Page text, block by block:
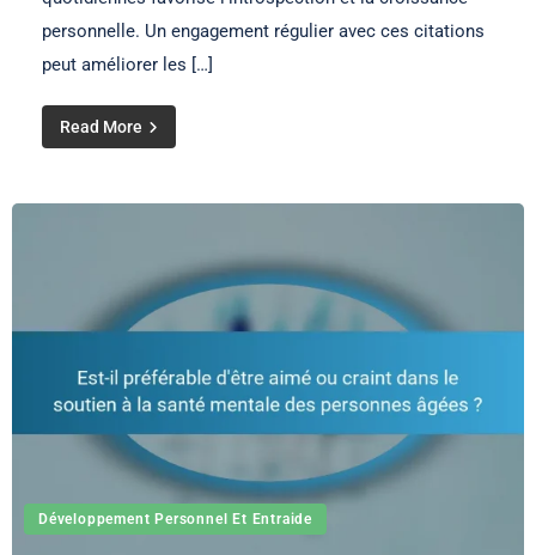
personnelle. Un engagement régulier avec ces citations
peut améliorer les […]
Read More
Développement Personnel Et Entraide